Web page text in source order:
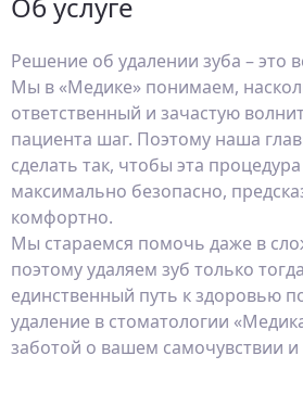
Решение об удалении зуба – это
Мы в «Медике» понимаем,
ответственный и зачастую
пациента шаг. Поэтому наша
сделать так, чтобы эта
максимально безопасно,
комфортно.
Мы стараемся помочь даже в
поэтому удаляем зуб только
единственный путь к здоровью
удаление в стоматологии
заботой о вашем самочувствии